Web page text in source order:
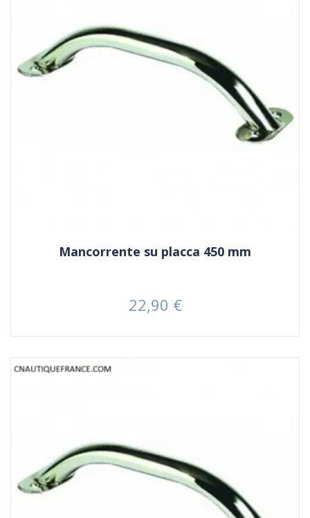
Mancorrente su placca 450 mm
Prezzo
22,90 €